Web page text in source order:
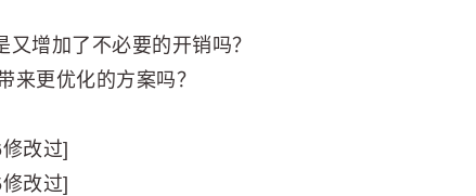
增加了不必要的开销吗？
来更优化的方案吗？
改过]
改过]